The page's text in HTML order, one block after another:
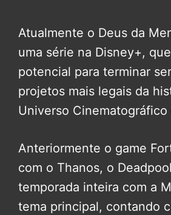
Atualmente o Deus da
uma série na Disney+,
potencial para terminar
projetos mais legais da
Universo Cinematográfico
Anteriormente o game
com o Thanos, o
temporada inteira com a
tema principal, contando